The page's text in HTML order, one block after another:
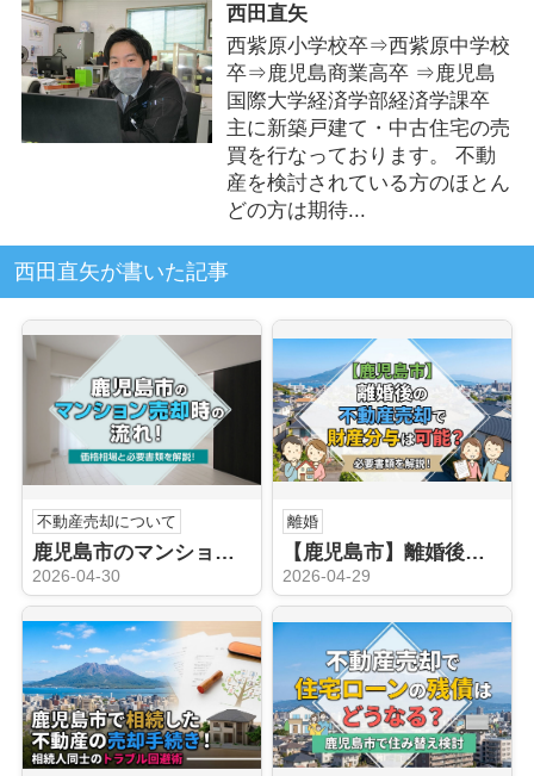
西田直矢
西紫原小学校卒⇒西紫原中学校
卒⇒鹿児島商業高卒 ⇒鹿児島
国際大学経済学部経済学課卒
主に新築戸建て・中古住宅の売
買を行なっております。 不動
産を検討されている方のほとん
どの方は期待...
西田直矢が書いた記事
不動産売却について
鹿児島市のマンション売却時の流れ！価格相場と必要書類を解説！
2026-04-30
離婚
【鹿児島市】離婚後の不動産売却で財産分与は可能？必要書類を解説！
2026-04-29